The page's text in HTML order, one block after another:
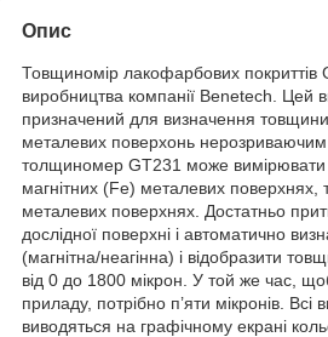
Опис
Товщиномір лакофарбових
виробництва компанії Benetech. Цей
призначений для визначення
металевих поверхонь
толщиномер GT231 може вимірювати
магнітних (Fe) металевих поверхнях,
металевих поверхнях. Достатньо
дослідної поверхні і автоматично
(магнітна/неагінна) і відобразити
від 0 до 1800 мікрон. У той же час,
приладу, потрібно п’яти мікронів. Всі
виводяться на графічному екрані